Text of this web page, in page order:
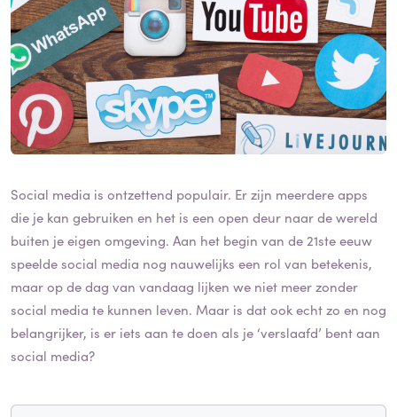
Social media is ontzettend populair. Er zijn meerdere apps
die je kan gebruiken en het is een open deur naar de wereld
buiten je eigen omgeving. Aan het begin van de 21ste eeuw
speelde social media nog nauwelijks een rol van betekenis,
maar op de dag van vandaag lijken we niet meer zonder
social media te kunnen leven. Maar is dat ook echt zo en nog
belangrijker, is er iets aan te doen als je ‘verslaafd’ bent aan
social media?